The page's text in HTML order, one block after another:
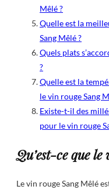
Mêlé ?
Quelle est la
Sang Mêlé ?
Quels plats
?
Quelle est la
le vin rouge Sang
Existe-t-il des
pour le vin rouge
Qu’est-ce que
Le vin rouge Sang Mêlé